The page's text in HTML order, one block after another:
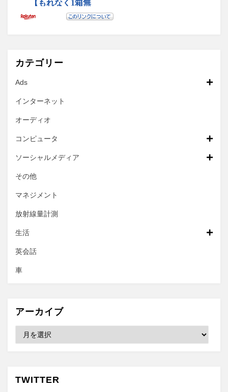
カテゴリー
Ads
インターネット
オーディオ
コンピュータ
ソーシャルメディア
その他
マネジメント
放射線量計測
生活
英会話
車
アーカイブ
ブ
TWITTER